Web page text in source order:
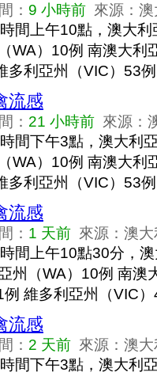
： 9 小時前 來源：
間上午10點，澳大
WA）10例 南澳大利
多利亞州（VIC）53例
流感
： 21 小時前 來源：
間下午3點，澳大利
WA）10例 南澳大利
多利亞州（VIC）53例
流感
： 1 天前 來源：澳
間上午10點30分，
州（WA）10例 南澳
維多利亞州（VIC
流感
： 2 天前 來源：澳
間下午3點，澳大利